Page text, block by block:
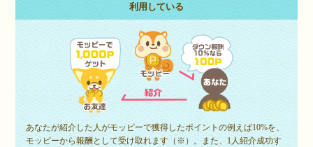
利用している
あなたが紹介した人がモッピーで獲得したポイントの例えば10%を、
モッピーから報酬として受け取れます（※）。また、1人紹介成功す